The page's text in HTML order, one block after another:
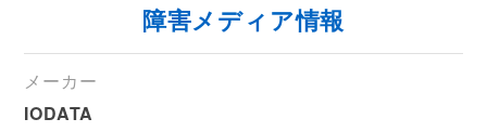
障害メディア情報
メーカー
IODATA